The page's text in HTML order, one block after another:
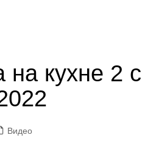
на кухне 2
Видео